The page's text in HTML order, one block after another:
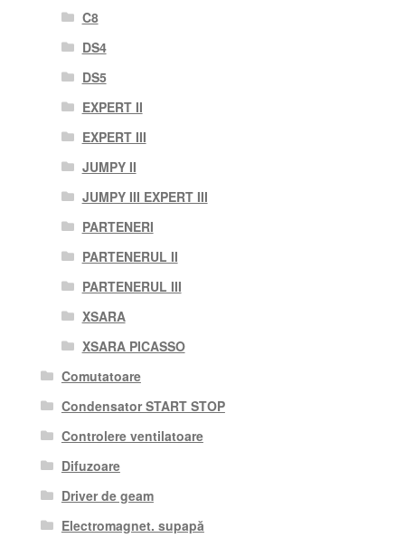
C8
DS4
DS5
EXPERT II
EXPERT III
JUMPY II
JUMPY III EXPERT III
PARTENERI
PARTENERUL II
PARTENERUL III
XSARA
XSARA PICASSO
Comutatoare
Condensator START STOP
Controlere ventilatoare
Difuzoare
Driver de geam
Electromagnet. supapă